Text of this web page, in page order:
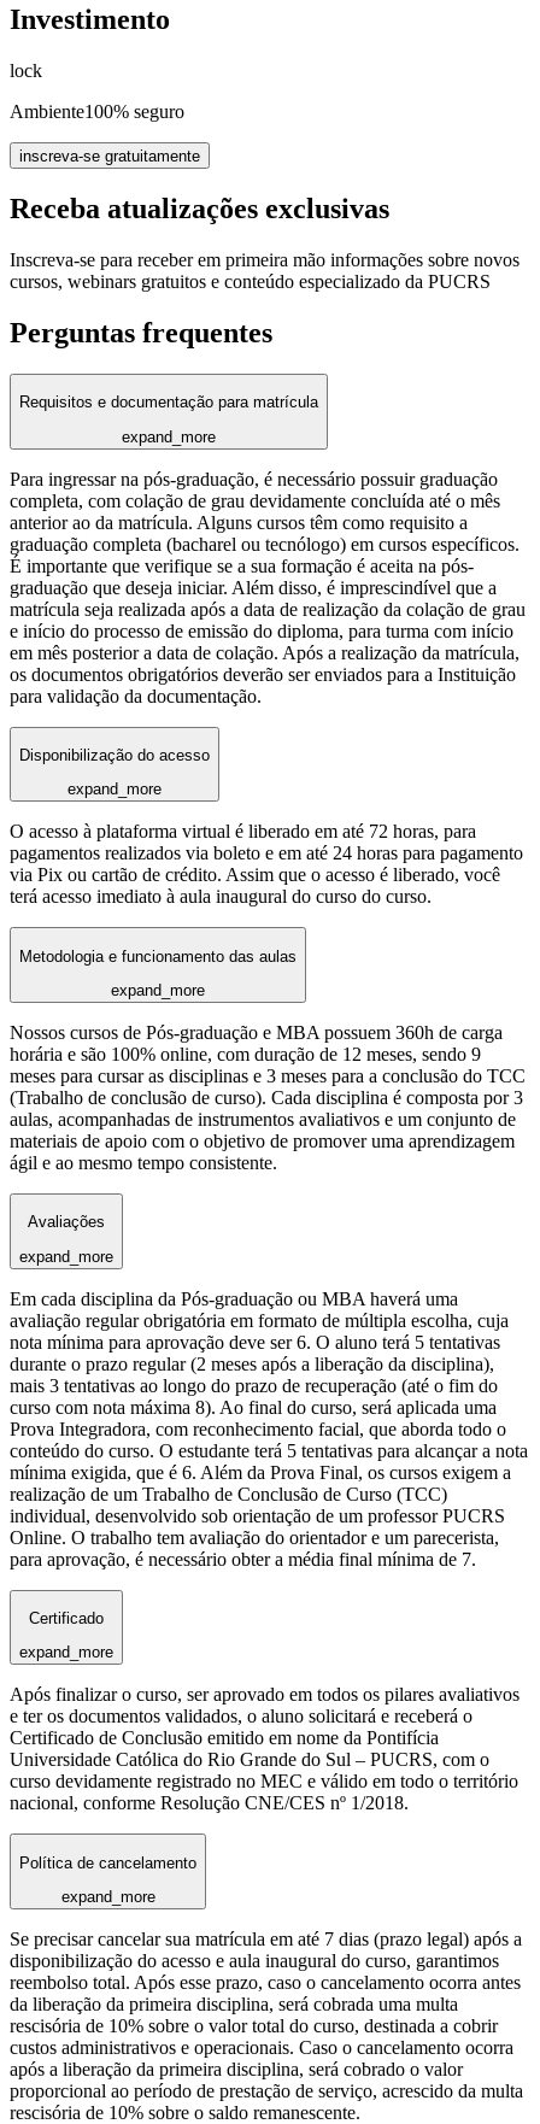
Investimento
lock
Ambiente100% seguro
inscreva-se gratuitamente
Receba atualizações exclusivas
Inscreva-se para receber em primeira mão informações sobre novos
cursos, webinars gratuitos e conteúdo especializado da PUCRS
Perguntas frequentes
Requisitos e documentação para matrícula
expand_more
Para ingressar na pós-graduação, é necessário possuir graduação
completa, com colação de grau devidamente concluída até o mês
anterior ao da matrícula. Alguns cursos têm como requisito a
graduação completa (bacharel ou tecnólogo) em cursos específicos.
É importante que verifique se a sua formação é aceita na pós-
graduação que deseja iniciar. Além disso, é imprescindível que a
matrícula seja realizada após a data de realização da colação de grau
e início do processo de emissão do diploma, para turma com início
em mês posterior a data de colação. Após a realização da matrícula,
os documentos obrigatórios deverão ser enviados para a Instituição
para validação da documentação.
Disponibilização do acesso
expand_more
O acesso à plataforma virtual é liberado em até 72 horas, para
pagamentos realizados via boleto e em até 24 horas para pagamento
via Pix ou cartão de crédito. Assim que o acesso é liberado, você
terá acesso imediato à aula inaugural do curso do curso.
Metodologia e funcionamento das aulas
expand_more
Nossos cursos de Pós-graduação e MBA possuem 360h de carga
horária e são 100% online, com duração de 12 meses, sendo 9
meses para cursar as disciplinas e 3 meses para a conclusão do TCC
(Trabalho de conclusão de curso). Cada disciplina é composta por 3
aulas, acompanhadas de instrumentos avaliativos e um conjunto de
materiais de apoio com o objetivo de promover uma aprendizagem
ágil e ao mesmo tempo consistente.
Avaliações
expand_more
Em cada disciplina da Pós-graduação ou MBA haverá uma
avaliação regular obrigatória em formato de múltipla escolha, cuja
nota mínima para aprovação deve ser 6. O aluno terá 5 tentativas
durante o prazo regular (2 meses após a liberação da disciplina),
mais 3 tentativas ao longo do prazo de recuperação (até o fim do
curso com nota máxima 8). Ao final do curso, será aplicada uma
Prova Integradora, com reconhecimento facial, que aborda todo o
conteúdo do curso. O estudante terá 5 tentativas para alcançar a nota
mínima exigida, que é 6. Além da Prova Final, os cursos exigem a
realização de um Trabalho de Conclusão de Curso (TCC)
individual, desenvolvido sob orientação de um professor PUCRS
Online. O trabalho tem avaliação do orientador e um parecerista,
para aprovação, é necessário obter a média final mínima de 7.
Certificado
expand_more
Após finalizar o curso, ser aprovado em todos os pilares avaliativos
e ter os documentos validados, o aluno solicitará e receberá o
Certificado de Conclusão emitido em nome da Pontifícia
Universidade Católica do Rio Grande do Sul – PUCRS, com o
curso devidamente registrado no MEC e válido em todo o território
nacional, conforme Resolução CNE/CES nº 1/2018.
Política de cancelamento
expand_more
Se precisar cancelar sua matrícula em até 7 dias (prazo legal) após a
disponibilização do acesso e aula inaugural do curso, garantimos
reembolso total. Após esse prazo, caso o cancelamento ocorra antes
da liberação da primeira disciplina, será cobrada uma multa
rescisória de 10% sobre o valor total do curso, destinada a cobrir
custos administrativos e operacionais. Caso o cancelamento ocorra
após a liberação da primeira disciplina, será cobrado o valor
proporcional ao período de prestação de serviço, acrescido da multa
rescisória de 10% sobre o saldo remanescente.